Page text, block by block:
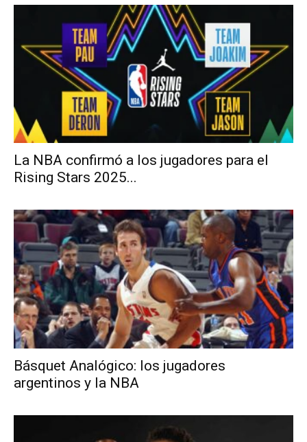
La NBA confirmó a los jugadores para el
Rising Stars 2025...
Básquet Analógico: los jugadores
argentinos y la NBA